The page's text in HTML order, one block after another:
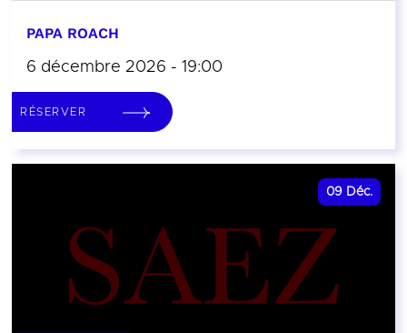
PAPA ROACH
6 décembre 2026 - 19:00
RÉSERVER
09 Déc.